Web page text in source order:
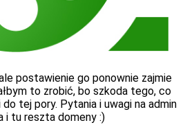
postawienie go ponownie zajmie
to zrobić, bo szkoda tego, co
tej pory. Pytania i uwagi na admin
i tu reszta domeny :)